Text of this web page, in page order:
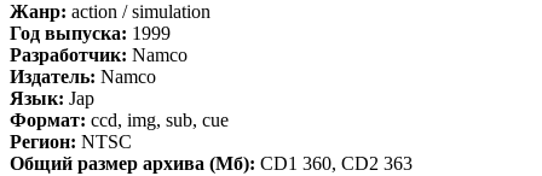
Жанр: action / simulation
Год выпуска: 1999
Разработчик: Namco
Издатель: Namco
Язык: Jap
Формат: ccd, img, sub, cue
Регион: NTSC
Общий размер архива (Мб): CD1 360, CD2 363